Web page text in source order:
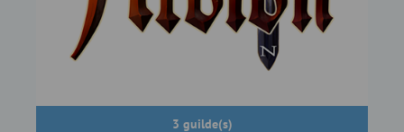
3 guilde(s)